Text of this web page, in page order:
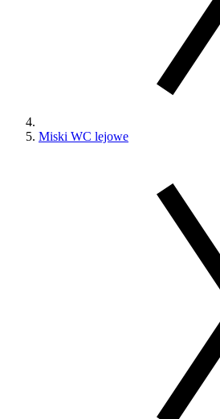
Miski WC lejowe